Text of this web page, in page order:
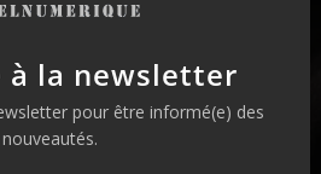
à la newsletter
pour être informé(e) des
nouveautés.